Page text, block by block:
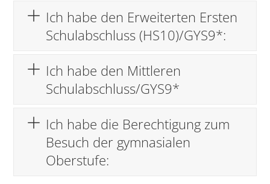
Ich habe den Erweiterten Ersten
Schulabschluss (HS10)/GYS9*:
Ich habe den Mittleren
Schulabschluss/GYS9*
Ich habe die Berechtigung zum
Besuch der gymnasialen
Oberstufe: